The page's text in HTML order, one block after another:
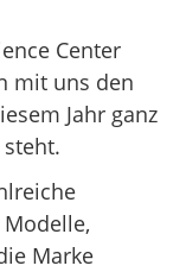
Center
mit uns den
Jahr ganz
Marke